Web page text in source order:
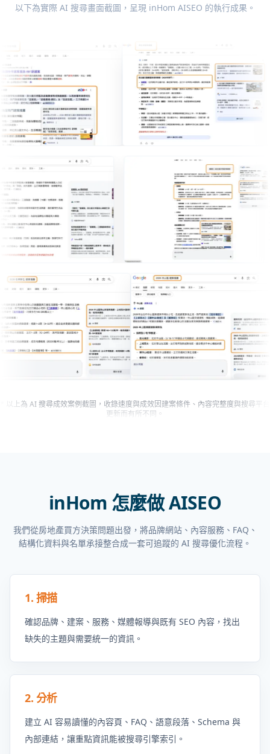
以下為實際 AI 搜尋畫面截圖，呈現 inHom AISEO 的執行成果。
* 以上為 AI 搜尋成效案例截圖，收錄速度與成效因建案條件、內容完整度與搜尋平台
更新而有所不同。
inHom 怎麼做 AISEO
我們從房地產買方決策問題出發，將品牌網站、內容服務、FAQ、
結構化資料與名單承接整合成一套可追蹤的 AI 搜尋優化流程。
1. 掃描
確認品牌、建案、服務、媒體報導與既有 SEO 內容，找出
缺失的主題與需要統一的資訊。
2. 分析
建立 AI 容易讀懂的內容頁、FAQ、語意段落、Schema 與
內部連結，讓重點資訊能被搜尋引擎索引。